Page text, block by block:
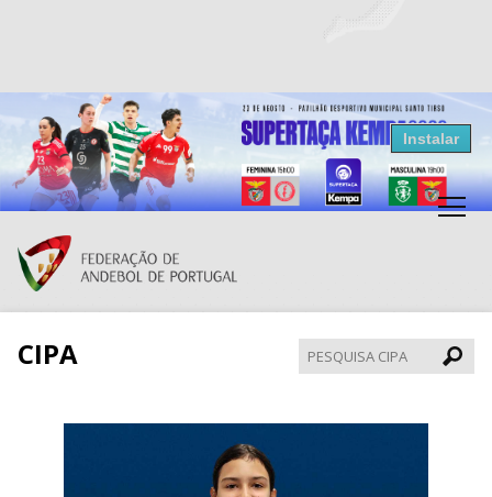
Resultados Andebol
Federação de Andebol de Portugal
Grátis - Disponivel na Play Store
Instalar
CIPA
CIPA